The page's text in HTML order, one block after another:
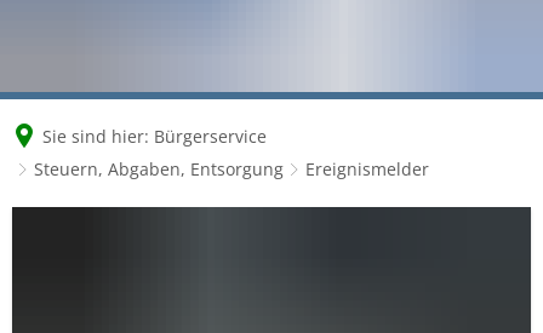
Sie sind hier: Bürgerservice
Steuern, Abgaben, Entsorgung
Ereignismelder